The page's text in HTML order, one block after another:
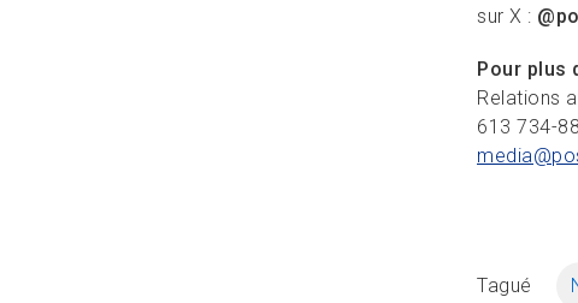
sur X :
Pour plus
Relations
613 734-
Tagué